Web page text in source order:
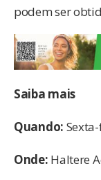
podem ser
Saiba mais
Quando:
Onde: Haltere